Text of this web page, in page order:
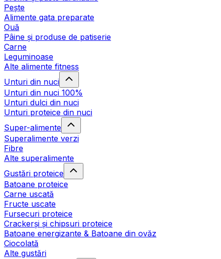
Pește
Alimente gata preparate
Ouă
Pâine și produse de patiserie
Carne
Leguminoase
Alte alimente fitness
Unturi din nuci
Unturi din nuci 100%
Unturi dulci din nuci
Unturi proteice din nuci
Super-alimente
Superalimente verzi
Fibre
Alte superalimente
Gustări proteice
Batoane proteice
Carne uscată
Fructe uscate
Fursecuri proteice
Crackerși și chipsuri proteice
Batoane energizante & Batoane din ovăz
Ciocolată
Alte gustări